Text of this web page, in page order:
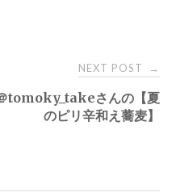
NEXT POST →
tomoky_takeさんの【夏
のピリ辛和え蕎麦】